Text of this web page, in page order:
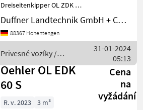
Dreiseitenkipper OL ZDK 80
Baujahr 2024 8 Tonnen
zulassiges Gesamtgwewicht
Auflaufbremse mit
Pritscheninnenmaß: 4, 50 x
2, 40/2, 18 x 0, 50 m 4
Duffner Landtechnik GmbH + Co KG
88367 Hohentengen
Privesné vozíky /
Oehler
31-01-2024
05:13
Oehler OL EDK
60 S
Cena
na
vyžádání
R. v. 2023
3 m³